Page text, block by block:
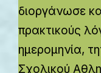
διοργάνωσε
πρακτικούς
ημερομηνία,
Σχολικού